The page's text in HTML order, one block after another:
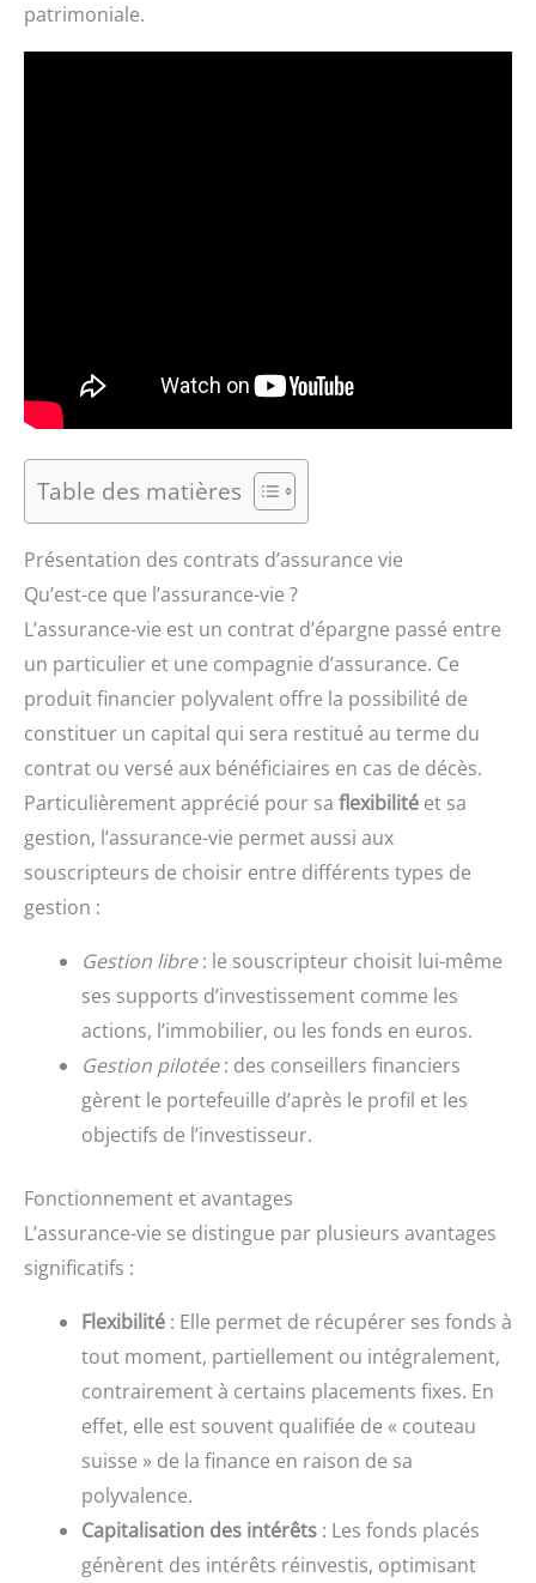
patrimoniale.
Table des matières
Présentation des contrats d’assurance vie
Qu’est-ce que l’assurance-vie ?
L’assurance-vie est un contrat d’épargne passé entre
un particulier et une compagnie d’assurance. Ce
produit financier polyvalent offre la possibilité de
constituer un capital qui sera restitué au terme du
contrat ou versé aux bénéficiaires en cas de décès.
Particulièrement apprécié pour sa flexibilité et sa
gestion, l’assurance-vie permet aussi aux
souscripteurs de choisir entre différents types de
gestion :
Gestion libre: le souscripteur choisit lui-même
ses supports d’investissement comme les
actions, l’immobilier, ou les fonds en euros.
Gestion pilotée: des conseillers financiers
gèrent le portefeuille d’après le profil et les
objectifs de l’investisseur.
Fonctionnement et avantages
L’assurance-vie se distingue par plusieurs avantages
significatifs :
Flexibilité : Elle permet de récupérer ses fonds à
tout moment, partiellement ou intégralement,
contrairement à certains placements fixes. En
effet, elle est souvent qualifiée de « couteau
suisse » de la finance en raison de sa
polyvalence.
Capitalisation des intérêts : Les fonds placés
génèrent des intérêts réinvestis, optimisant